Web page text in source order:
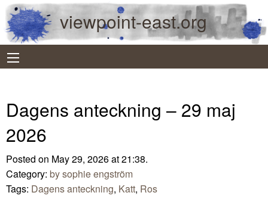
viewpoint-east.org
Dagens anteckning – 29 maj
2026
Posted on May 29, 2026 at 21:38.
Category: by sophie engström
Tags: Dagens anteckning, Katt, Ros